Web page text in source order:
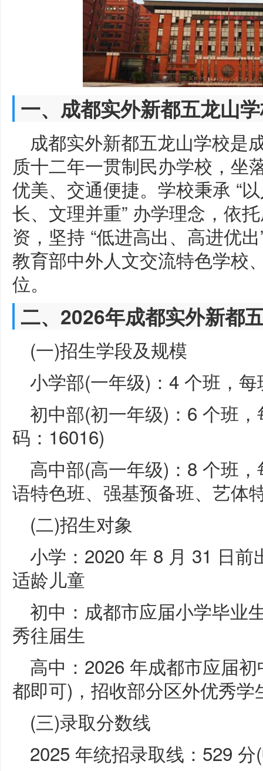
一、成都实外新都五龙山
成都实外新都五龙山学校是
质十二年一贯制民办学校，坐
优美、交通便捷。学校秉承 “
长、文理并重” 办学理念，依
资，坚持 “低进高出、高进优
教育部中外人文交流特色学校
位。
二、2026年成都实外新都
(一)招生学段及规模
小学部(一年级)：4 个班，
初中部(初一年级)：6 个班
码：16016)
高中部(高一年级)：8 个班
语特色班、强基预备班、艺体
(二)招生对象
小学：2020 年 8 月 31 日
适龄儿童
初中：成都市应届小学毕业
秀往届生
高中：2026 年成都市应届
都即可)，招收部分区外优秀学
(三)录取分数线
2025 年统招录取线：529